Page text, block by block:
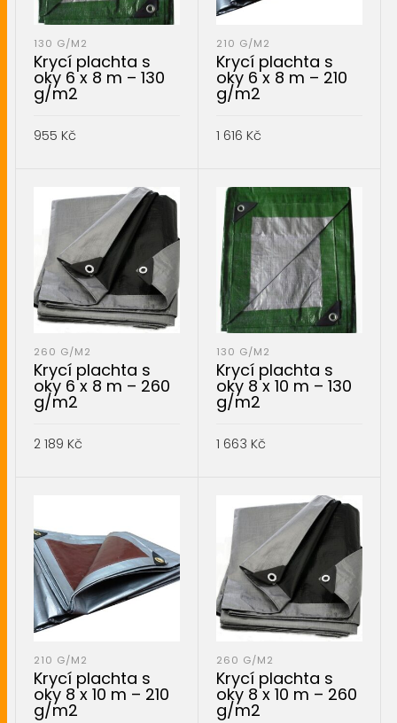
130 G/M2
Krycí plachta s
oky 6 x 8 m – 130
g/m2
955 Kč
210 G/M2
Krycí plachta s
oky 6 x 8 m – 210
g/m2
1 616 Kč
260 G/M2
Krycí plachta s
oky 6 x 8 m – 260
g/m2
2 189 Kč
130 G/M2
Krycí plachta s
oky 8 x 10 m – 130
g/m2
1 663 Kč
210 G/M2
Krycí plachta s
oky 8 x 10 m – 210
g/m2
260 G/M2
Krycí plachta s
oky 8 x 10 m – 260
g/m2